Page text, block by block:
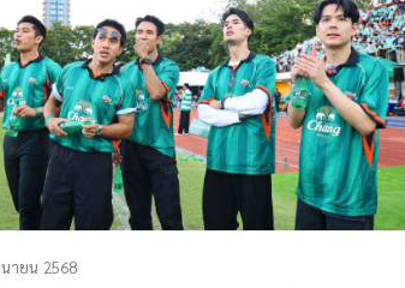
นคนที่หนุ่มบอยทวงเงิน ล่าสุดเจ้าตัวก็ได้ออกมา
แบบหมดเปลือก โดยย้ำว่าคู่กรณีไม่ใช่ดารา แต่
ทำเบื้องหลัง ส่วนยอดเงินนั้นสูงถึง 14 ล้านบาท
ายน 2568